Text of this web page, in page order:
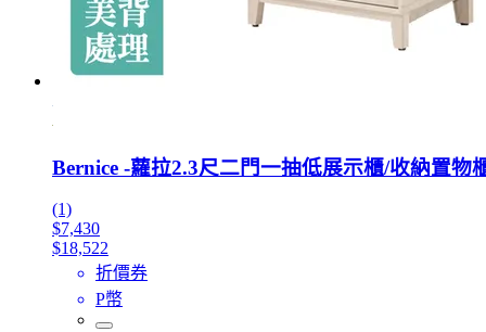
Bernice -蘿拉2.3尺二門一抽低展示櫃/收納置物
(1)
$7,430
$18,522
折價券
P幣